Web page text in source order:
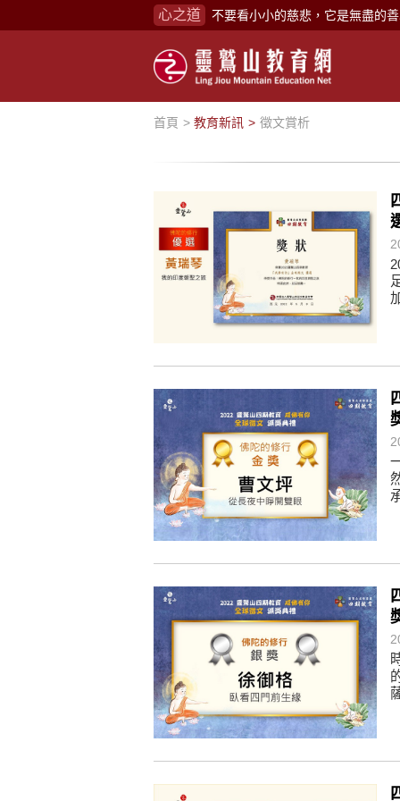
心之道 禪修，讓思緒單純，讓靈性清楚
念頭在心頭，不舒服；轉個念頭
煩惱如同下雨，當雨過天晴，雨
懂得消化煩惱，便能讓生活自在
生命是不斷流動地，安靜下來，
心不跟隨現下煩惱，不隨就不會
學佛，就是學著拭去塵埃。
不要看小小的慈悲，它是無盡的
禪修，讓思緒單純，讓靈性清楚
懂得消化煩惱，便能讓生活自在
負面是惡業，消極是惡業，悲觀
生命是不斷流動地，安靜下來，
不執著、不妄想，當下即圓滿。
首頁 教育新訊 徵文賞析